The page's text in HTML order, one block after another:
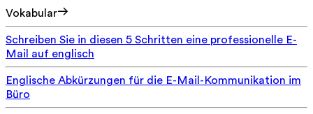
Vokabular
Schreiben Sie in diesen 5 Schritten eine professionelle E-
Mail auf englisch
Englische Abkürzungen für die E-Mail-Kommunikation im
Büro